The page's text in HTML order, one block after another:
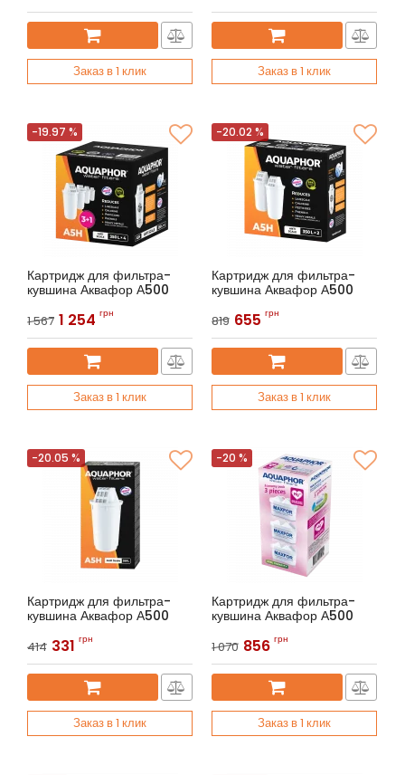
Заказ в 1 клик Заказ в 1 клик
-19.97 %
Картридж для фильтра-
кувшина Аквафор А500
1 567 1 254 грн
Заказ в 1 клик
-20.02 %
Картридж для фильтра-
кувшина Аквафор А500
819 655 грн
Заказ в 1 клик
-20.05 %
Картридж для фильтра-
кувшина Аквафор А500
414 331 грн
Заказ в 1 клик
-20 %
Картридж для фильтра-
кувшина Аквафор А500
Mg (3 шт.)
1 070 856 грн
Заказ в 1 клик